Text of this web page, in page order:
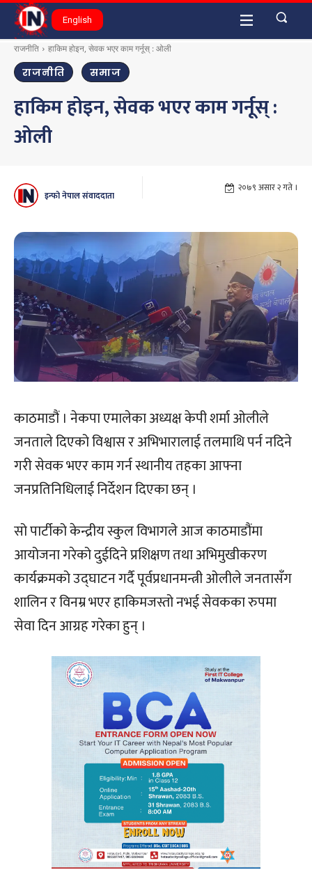
English
राजनीति हाकिम होइन, सेवक भएर काम गर्नूस् : ओली
राजनीति समाज
हाकिम होइन, सेवक भएर काम गर्नूस् :
ओली
इन्फो नेपाल संवाददाता
२०७९ असार २ गते ।
काठमाडौं । नेकपा एमालेका अध्यक्ष केपी शर्मा ओलीले
जनताले दिएको विश्वास र अभिभारालाई तलमाथि पर्न नदिने
गरी सेवक भएर काम गर्न स्थानीय तहका आफ्ना
जनप्रतिनिधिलाई निर्देशन दिएका छन् ।
सो पार्टीको केन्द्रीय स्कुल विभागले आज काठमाडौंमा
आयोजना गरेको दुईदिने प्रशिक्षण तथा अभिमुखीकरण
कार्यक्रमको उद्घाटन गर्दै पूर्वप्रधानमन्त्री ओलीले जनतासँग
शालिन र विनम्र भएर हाकिमजस्तो नभई सेवकका रुपमा
सेवा दिन आग्रह गरेका हुन् ।